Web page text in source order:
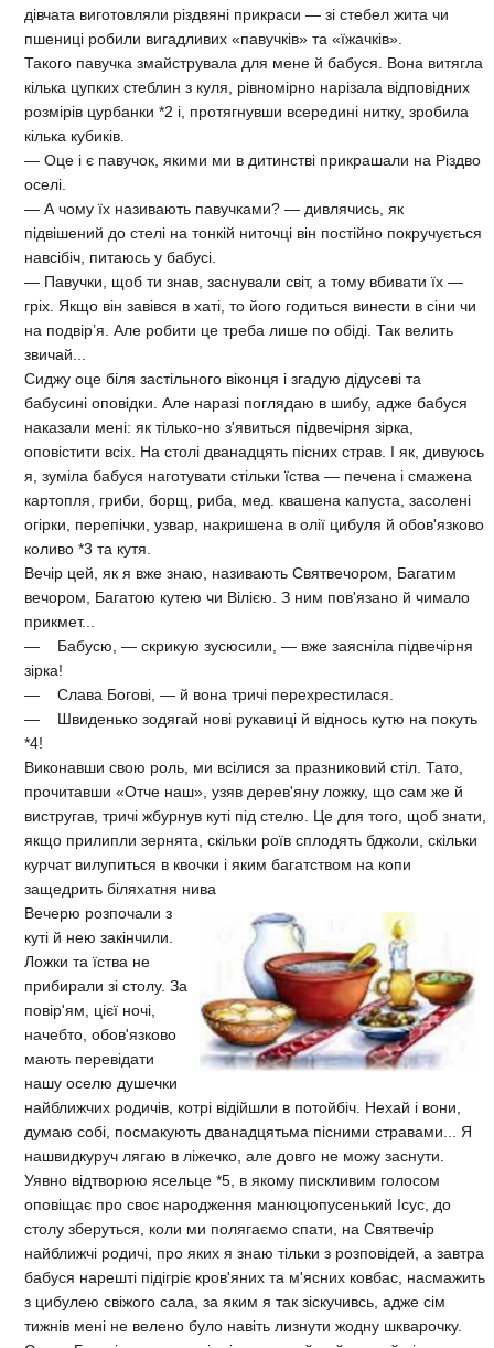
дівчата виготовляли різдвяні прикраси — зі стебел жита чи
пшениці робили вигадливих «павучків» та «їжачків».
Такого павучка змайструвала для мене й бабуся. Вона витягла
кілька цупких стеблин з куля, рівномірно нарізала відповідних
розмірів цурбанки *2 і, протягнувши всередині нитку, зробила
кілька кубиків.
— Оце і є павучок, якими ми в дитинстві прикрашали на Різдво
оселі.
— А чому їх називають павучками? — дивлячись, як
підвішений до стелі на тонкій ниточці він постійно покручується
навсібіч, питаюсь у бабусі.
— Павучки, щоб ти знав, заснували світ, а тому вбивати їх —
гріх. Якщо він завівся в хаті, то його годиться винести в сіни чи
на подвір’я. Але робити це треба лише по обіді. Так велить
звичай...
Сиджу оце біля застільного віконця і згадую дідусеві та
бабусині оповідки. Але наразі поглядаю в шибу, адже бабуся
наказали мені: як тілько-но з'явиться підвечірня зірка,
оповістити всіх. На столі дванадцять пісних страв. І як, дивуюсь
я, зуміла бабуся наготувати стільки їства — печена і смажена
картопля, гриби, борщ, риба, мед. квашена капуста, засолені
огірки, перепічки, узвар, накришена в олії цибуля й обов'язково
коливо *3 та кутя.
Вечір цей, як я вже знаю, називають Святвечором, Багатим
вечором, Багатою кутею чи Вілією. З ним пов'язано й чимало
прикмет...
— Бабусю, — скрикую зусюсили, — вже заясніла підвечірня
зірка!
— Слава Богові, — й вона тричі перехрестилася.
— Швиденько зодягай нові рукавиці й віднось кутю на покуть
*4!
Виконавши свою роль, ми всілися за празниковий стіл. Тато,
прочитавши «Отче наш», узяв дерев'яну ложку, що сам же й
вистругав, тричі жбурнув куті під стелю. Це для того, щоб знати,
якщо прилипли зернята, скільки роїв сплодять бджоли, скільки
курчат вилупиться в квочки і яким багатством на копи
защедрить біляхатня нива
Вечерю розпочали з
куті й нею закінчили.
Ложки та їства не
прибирали зі столу. За
повір'ям, цієї ночі,
начебто, обов'язково
мають перевідати
нашу оселю душечки
найближчих родичів, котрі відійшли в потойбіч. Нехай і вони,
думаю собі, посмакують дванадцятьма пісними стравами... Я
нашвидкуруч лягаю в ліжечко, але довго не можу заснути.
Уявно відтворюю ясельце *5, в якому пискливим голосом
оповіщає про своє народження манюцюпусенький Ісус, до
столу зберуться, коли ми полягаємо спати, на Святвечір
найближчі родичі, про яких я знаю тільки з розповідей, а завтра
бабуся нарешті підігріє кров'яних та м'ясних ковбас, насмажить
з цибулею свіжого сала, за яким я так зіскучивсь, адже сім
тижнів мені не велено було навіть лизнути жодну шкварочку.